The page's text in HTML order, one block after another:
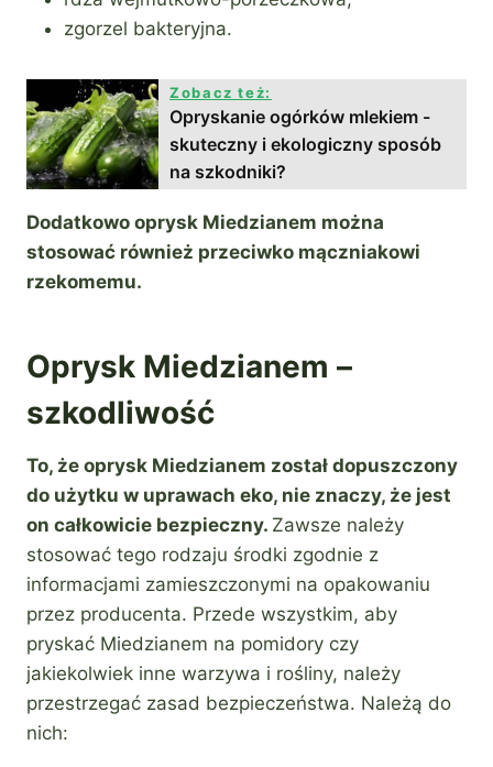
zgorzel bakteryjna.
Zobacz też:
Opryskanie ogórków mlekiem -
skuteczny i ekologiczny sposób
na szkodniki?
Dodatkowo oprysk Miedzianem można
stosować również przeciwko mączniakowi
rzekomemu.
Oprysk Miedzianem –
szkodliwość
To, że oprysk Miedzianem został dopuszczony
do użytku w uprawach eko, nie znaczy, że jest
on całkowicie bezpieczny. Zawsze należy
stosować tego rodzaju środki zgodnie z
informacjami zamieszczonymi na opakowaniu
przez producenta. Przede wszystkim, aby
pryskać Miedzianem na pomidory czy
jakiekolwiek inne warzywa i rośliny, należy
przestrzegać zasad bezpieczeństwa. Należą do
nich: